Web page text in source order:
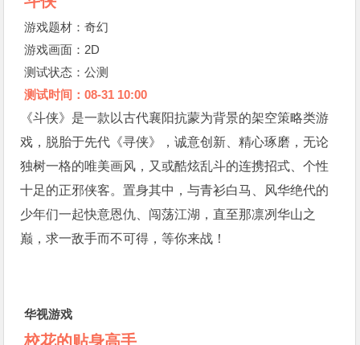
游戏题材：奇幻
游戏画面：2D
测试状态：公测
测试时间：08-31 10:00
《斗侠》是一款以古代襄阳抗蒙为背景的架空策略类游
戏，脱胎于先代《寻侠》，诚意创新、精心琢磨，无论
独树一格的唯美画风，又或酷炫乱斗的连携招式、个性
十足的正邪侠客。置身其中，与青衫白马、风华绝代的
少年们一起快意恩仇、闯荡江湖，直至那凛冽华山之
巅，求一敌手而不可得，等你来战！
华视游戏
校花的贴身高手